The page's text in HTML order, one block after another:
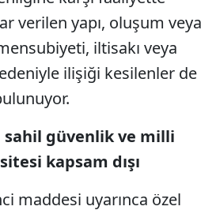
verilen yapı, oluşum veya
iltisakı veya
ilişiği kesilenler de
sahil güvenlik ve milli
kapsam dışı
maddesi uyarınca özel